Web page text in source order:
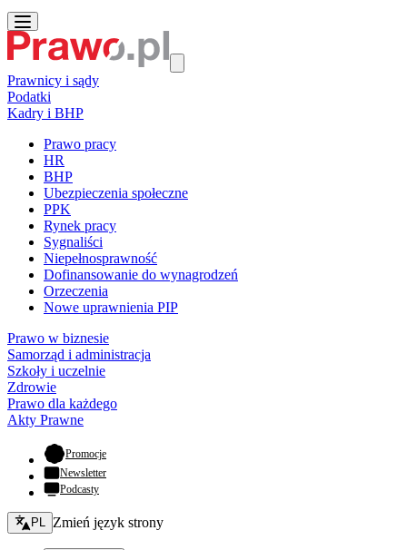
Prawnicy i sądy
Podatki
Kadry i BHP
Prawo pracy
HR
BHP
Ubezpieczenia społeczne
PPK
Rynek pracy
Sygnaliści
Niepełnosprawność
Dofinansowanie do wynagrodzeń
Orzeczenia
Nowe uprawnienia PIP
Prawo w biznesie
Samorząd i administracja
Szkoły i uczelnie
Zdrowie
Prawo dla każdego
Akty Prawne
Promocje- otwiera się w nowej karcie
Newsletter
Podcasty
Zmień język - bieżący:
PL Zmień język strony